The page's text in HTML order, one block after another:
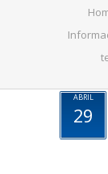
ABRIL
29